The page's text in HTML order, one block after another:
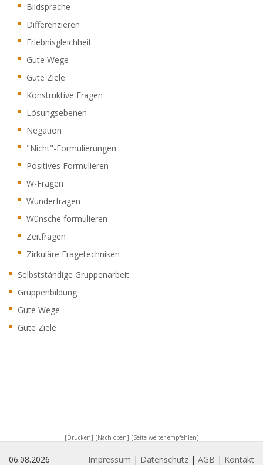
Bildsprache
Differenzieren
Erlebnisgleichheit
Gute Wege
Gute Ziele
Konstruktive Fragen
Lösungsebenen
Negation
"Nicht"-Formulierungen
Positives Formulieren
W-Fragen
Wunderfragen
Wünsche formulieren
Zeitfragen
Zirkuläre Fragetechniken
Selbstständige Gruppenarbeit
Gruppenbildung
Gute Wege
Gute Ziele
[Drucken] [Nach oben] [Seite weiter empfehlen]
06.08.2026 Impressum | Datenschutz | AGB | Kontakt